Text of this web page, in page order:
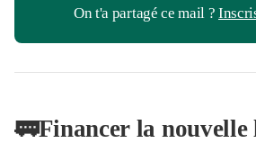
On t'a partagé ce mail ?
🚃Financer la nouvelle